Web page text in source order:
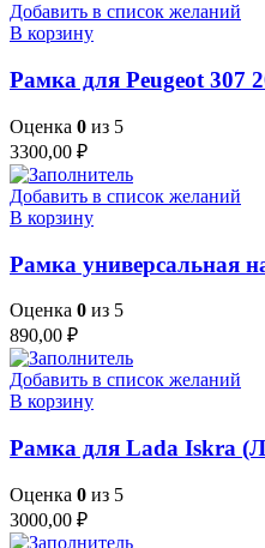
Добавить в список желаний
В корзину
Рамка для Peugeot 307
Оценка 0 из 5
3300,00 ₽
Добавить в список желаний
В корзину
Рамка универсальная
Оценка 0 из 5
890,00 ₽
Добавить в список желаний
В корзину
Рамка для Lada Iskra
Оценка 0 из 5
3000,00 ₽